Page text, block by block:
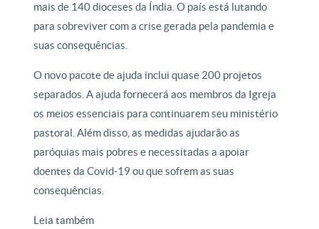
mais de 140 dioceses da Índia. O país está lutando
para sobreviver com a crise gerada pela pandemia e
suas consequências.
O novo pacote de ajuda inclui quase 200 projetos
separados. A ajuda fornecerá aos membros da Igreja
os meios essenciais para continuarem seu ministério
pastoral. Além disso, as medidas ajudarão as
paróquias mais pobres e necessitadas a apoiar
doentes da Covid-19 ou que sofrem as suas
consequências.
Leia também